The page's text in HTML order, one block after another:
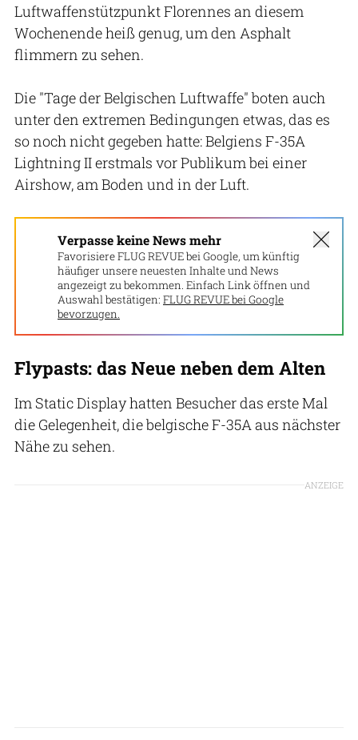
Luftwaffenstützpunkt Florennes an diesem
Wochenende heiß genug, um den Asphalt
flimmern zu sehen.
Die "Tage der Belgischen Luftwaffe" boten auch
unter den extremen Bedingungen etwas, das es
so noch nicht gegeben hatte: Belgiens F-35A
Lightning II erstmals vor Publikum bei einer
Airshow, am Boden und in der Luft.
Verpasse keine News mehr
Favorisiere FLUG REVUE bei Google, um künftig
häufiger unsere neuesten Inhalte und News
angezeigt zu bekommen. Einfach Link öffnen und
Auswahl bestätigen: FLUG REVUE bei Google
bevorzugen.
Flypasts: das Neue neben dem Alten
Im Static Display hatten Besucher das erste Mal
die Gelegenheit, die belgische F-35A aus nächster
Nähe zu sehen.
ANZEIGE